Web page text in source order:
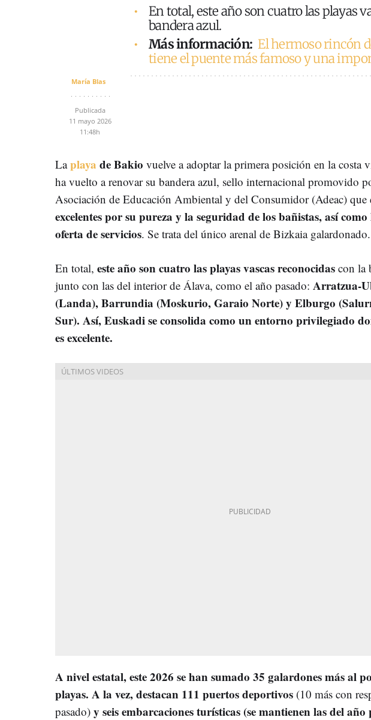
En total, este año son cuatro las playas
bandera azul.
Más información: El hermoso rincón
tiene el puente más famoso y una
María Blas
Publicada
11 mayo 2026
11:48h
Laplaya de Bakio vuelve a adoptar la primera posición en la costa
ha vuelto a renovar su bandera azul, sello internacional promovido
Asociación de Educación Ambiental y del Consumidor (Adeac) que
excelentes por su pureza y la seguridad de los bañistas, así
oferta de servicios. Se trata del único arenal de Bizkaia galardonado.
En total, este año son cuatro las playas vascas reconocidas con la
junto con las del interior de Álava, como el año pasado: Arratzua-
(Landa), Barrundia (Moskurio, Garaio Norte) y Elburgo (
Sur). Así, Euskadi se consolida como un entorno privilegiado
es excelente.
A nivel estatal, este 2026 se han sumado 35 galardones más al
playas. A la vez, destacan 111 puertos deportivos (10 más con
pasado) y seisembarcaciones turísticas (se mantienen las del año